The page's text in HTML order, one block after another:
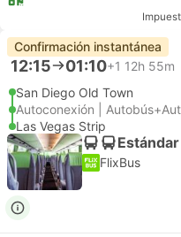
Confirmación instantánea
12:15 01:10+1 12h 55m
San Diego Old Town
Autoconexión |
Las Vegas Strip
FlixBus